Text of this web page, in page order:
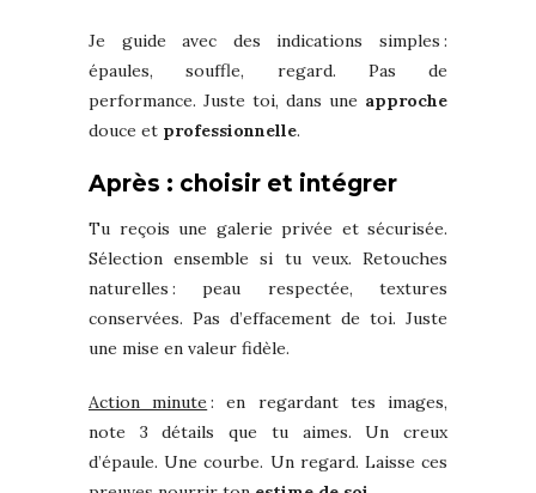
Je guide avec des indications simples :
épaules, souffle, regard. Pas de
performance. Juste toi, dans une approche
douce et professionnelle.
Après : choisir et intégrer
Tu reçois une galerie privée et sécurisée.
Sélection ensemble si tu veux. Retouches
naturelles : peau respectée, textures
conservées. Pas d’effacement de toi. Juste
une mise en valeur fidèle.
Action minute : en regardant tes images,
note 3 détails que tu aimes. Un creux
d’épaule. Une courbe. Un regard. Laisse ces